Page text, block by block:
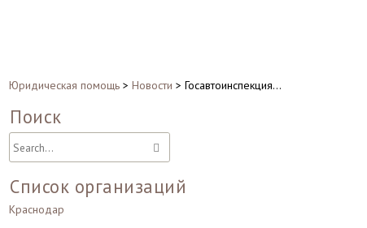
Юридическая помощь > Новости > Госавтоинспекция…
Поиск
Список организаций
Краснодар